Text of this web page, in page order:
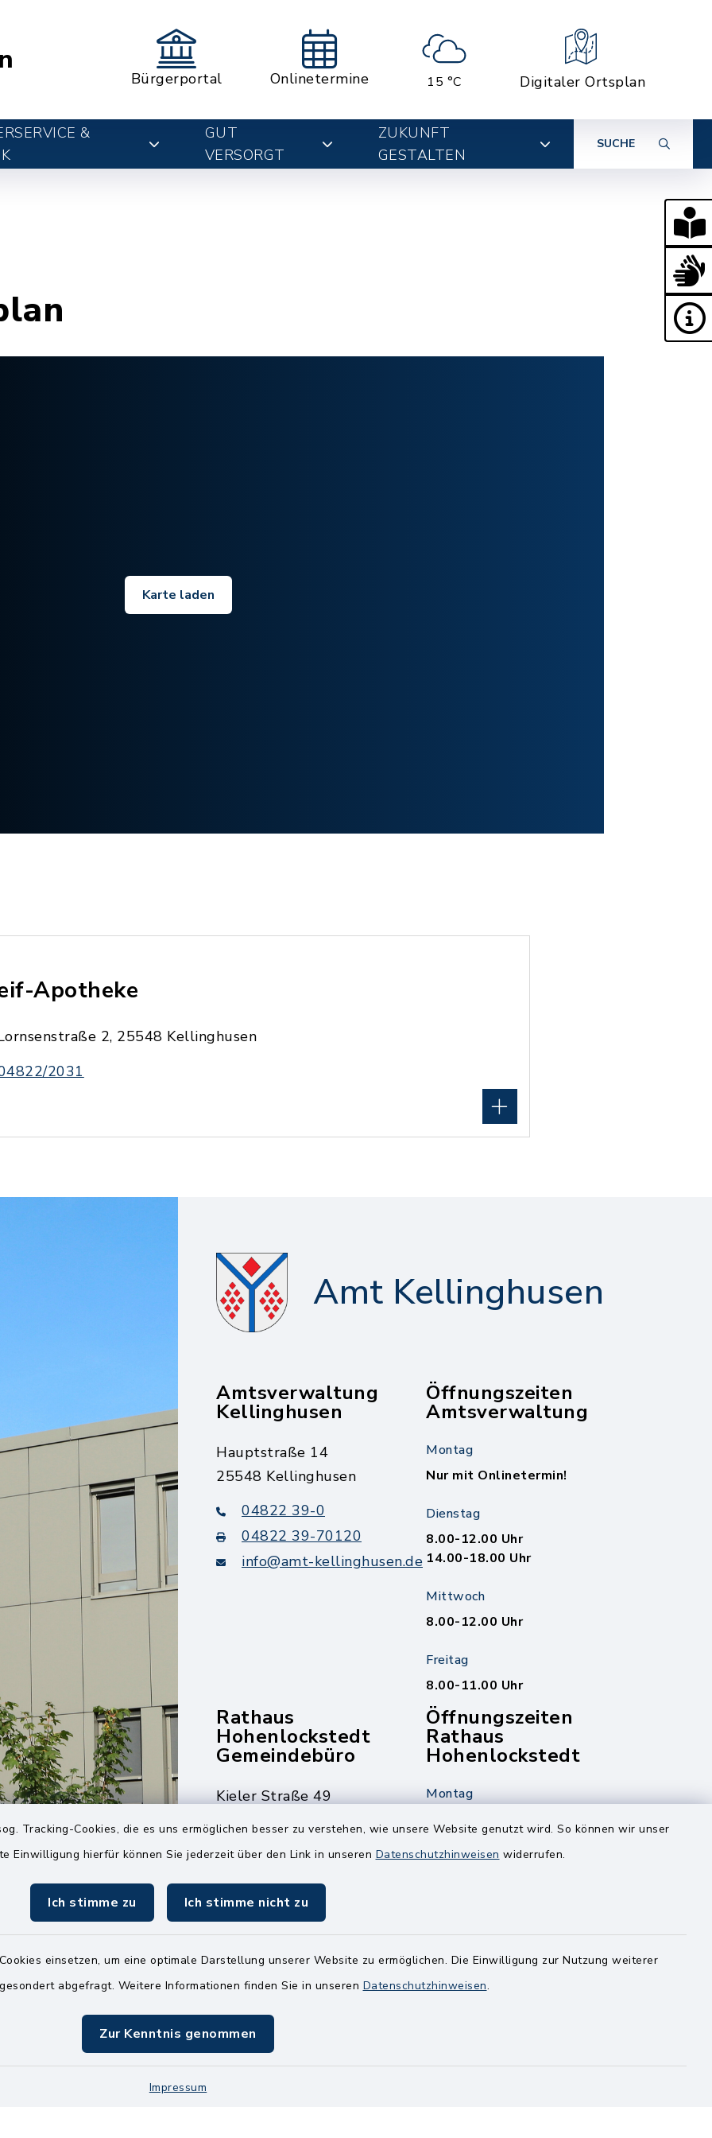
Tracking-Cookies, die es uns ermöglichen besser zu verstehen, wie unsere Website genutzt wird. So können wir unser
Einwilligung hierfür können Sie jederzeit über den Link in unseren Datenschutzhinweisen widerrufen.
Ich stimme zu Ich stimme nicht zu
einsetzen, um eine optimale Darstellung unserer Website zu ermöglichen. Die Einwilligung zur Nutzung weiterer
abgefragt. Weitere Informationen finden Sie in unseren Datenschutzhinweisen.
Zur Kenntnis genommen
Impressum
Bürgerportal Onlinetermine 15 °C Digitaler Ortsplan
&
GUT
VERSORGT
ZUKUNFT
GESTALTEN
SUCHE
Karte laden
Apotheke
2, 25548 Kellinghusen
2031
Amt Kellinghusen
Amtsverwaltung
Kellinghusen
Hauptstraße 14
25548 Kellinghusen
04822 39-0
04822 39-70120
info@amt-kellinghusen.de
Öffnungszeiten
Amtsverwaltung
Montag
Nur mit Onlinetermin!
Dienstag
8.00-12.00 Uhr
14.00-18.00 Uhr
Mittwoch
8.00-12.00 Uhr
Freitag
8.00-11.00 Uhr
Rathaus
Hohenlockstedt
Gemeindebüro
Kieler Straße 49
25551 Hohenlockstedt
04826 30-0
04826 30-15
info@amt-kellinghusen.de
Öffnungszeiten
Rathaus
Hohenlockstedt
Montag
Dienstag
Mittwoch
8.00-12.00 Uhr